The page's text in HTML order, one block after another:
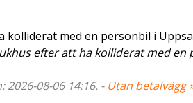
med en personbil i
efter att ha kolliderat med en
08-06 14:16. - Utan betalvägg